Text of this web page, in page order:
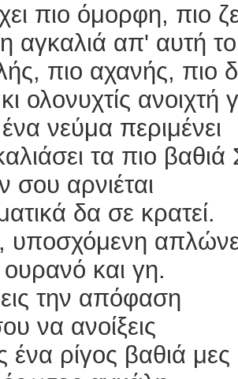
πιο όμορφη, πιο
αγκαλιά απ' αυτή
πιο αχανής, πιο
ολονυχτίς ανοιχτή
νεύμα περιμένει
τα πιο
σου αρνιέται
δα σε κρατεί.
υποσχόμενη
και γη.
την απόφαση
να ανοίξεις
ένα ρίγος βαθιά